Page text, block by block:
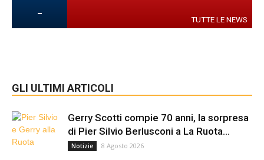
- TUTTE LE NEWS
GLI ULTIMI ARTICOLI
Gerry Scotti compie 70 anni, la sorpresa
di Pier Silvio Berlusconi a La Ruota...
Notizie 8 Agosto 2026